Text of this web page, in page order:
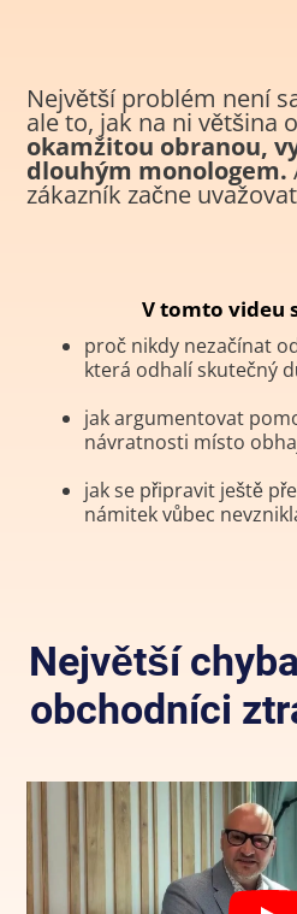
Největší problém není
ale to, jak na ni většina
okamžitou obranou,
dlouhým monologem.
zákazník začne
V tomto videu
proč nikdy nezačínat
která odhalí skutečný
jak argumentovat
návratnosti místo
jak se připravit ještě
námitek vůbec
Největší
obchodníci